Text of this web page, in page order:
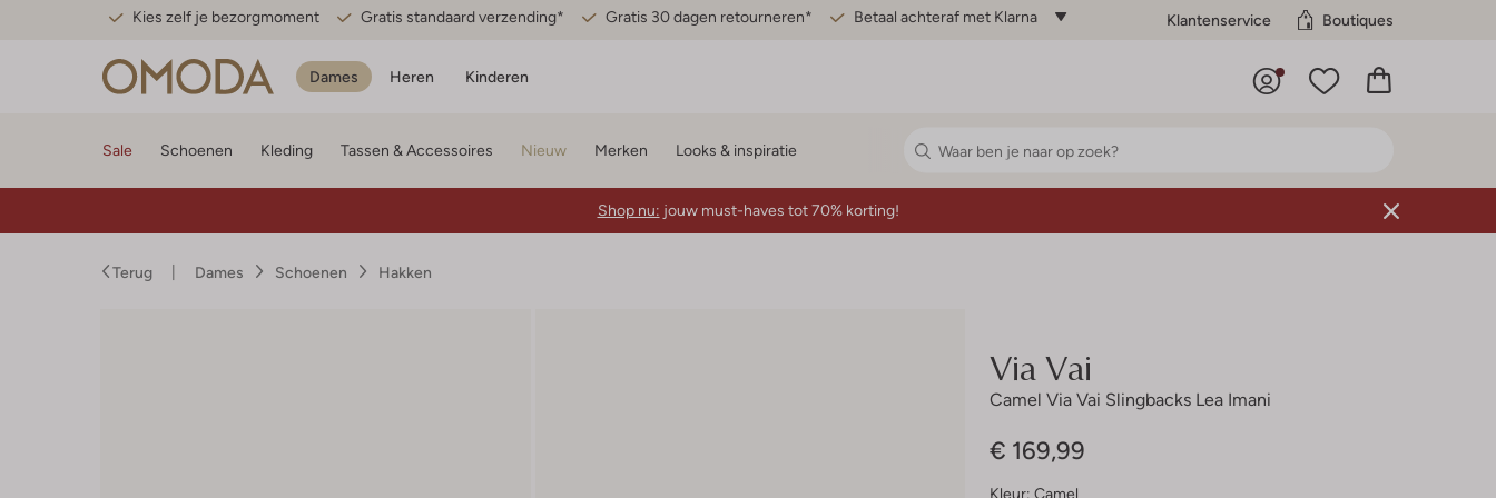
Kies zelf je bezorgmoment Gratis standaard verzending* Gratis 30 dagen retourneren* Betaal achteraf met Klarna Klantenservice Boutiques
Dames Heren Kinderen
Sale Schoenen Kleding Tassen & Accessoires Nieuw Merken Looks & inspiratie
Shop nu: jouw must-haves tot 70% korting!
Terug Dames Schoenen Hakken
Via Vai
Camel Via Vai Slingbacks Lea Imani
€ 169,99
Kleur: Camel